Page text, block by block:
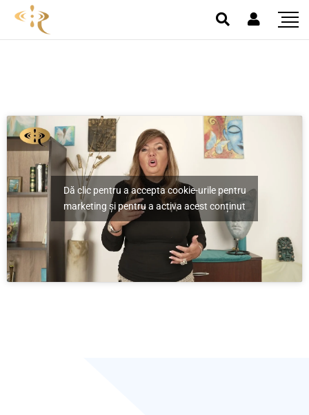
sarcină pe care o
desfășori trebuie
conectată cu o
emoție pozitivă
/
Exercitiu – Fiecare sarcină pe care o desfășori trebuie
Dă clic pentru a accepta cookie-urile pentru
marketing și pentru a activa acest conținut